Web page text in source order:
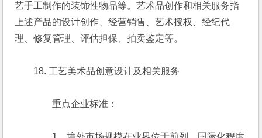
艺手工制作的装饰性物品等。艺术品创作和相关服务指
上述产品的设计创作、经营销售、艺术授权、经纪代
理、修复管理、评估担保、拍卖鉴定等。
18. 工艺美术品创意设计及相关服务
重点企业标准：